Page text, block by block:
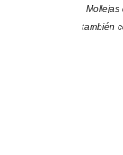
Mollejas
también